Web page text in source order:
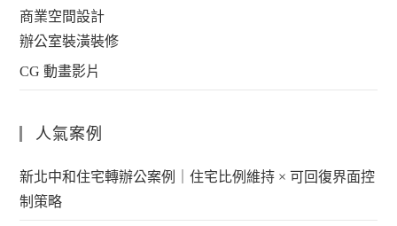
商業空間設計
辦公室裝潢裝修
CG 動畫影片
人氣案例
新北中和住宅轉辦公案例｜住宅比例維持 × 可回復界面控
制策略